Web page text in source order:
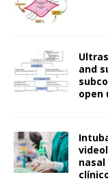
and
open